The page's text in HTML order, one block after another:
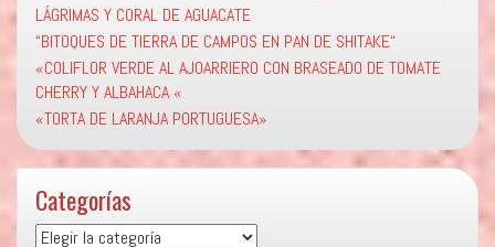
LÁGRIMAS Y CORAL DE AGUACATE
“BITOQUES DE TIERRA DE CAMPOS EN PAN DE SHITAKE“
«COLIFLOR VERDE AL AJOARRIERO CON BRASEADO DE TOMATE
CHERRY Y ALBAHACA «
«TORTA DE LARANJA PORTUGUESA»
Categorías
Categorías